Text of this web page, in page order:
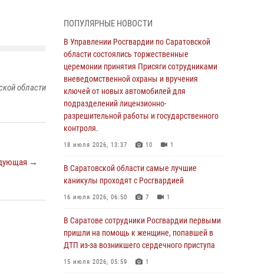
области
→
области состоялись торжественные
церемонии принятия Присяги сотрудниками
вневедомственной охраны и вручения
ключей от новых автомобилей для
подразделений лицензионно-
разрешительной работы и государственного
18 июля 2026, 13:37 10 1
В Саратовской области самые лучшие
16 июля 2026, 06:50 7 1
В Саратове сотрудники Росгвардии первыми
ДТП из-за возникшего сердечного приступа
15 июля 2026, 05:59 1
В Саратове продолжается масштабная
ПОПУЛЯРНЫЕ НОВОСТИ
В Управлении Росгвардии по Саратовской
области состоялись торжественные
церемонии принятия Присяги сотрудниками
вневедомственной охраны и вручения
ключей от новых автомобилей для
подразделений лицензионно-
разрешительной работы и государственного
контроля.
18 июля 2026, 13:37 10 1
В Саратовской области самые лучшие
каникулы проходят с Росгвардией
16 июля 2026, 06:50 7 1
В Саратове сотрудники Росгвардии первыми
пришли на помощь к женщине, попавшей в
ДТП из-за возникшего сердечного приступа
15 июля 2026, 05:59 1